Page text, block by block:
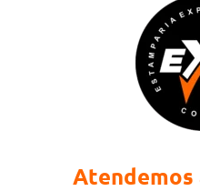
Atendemos